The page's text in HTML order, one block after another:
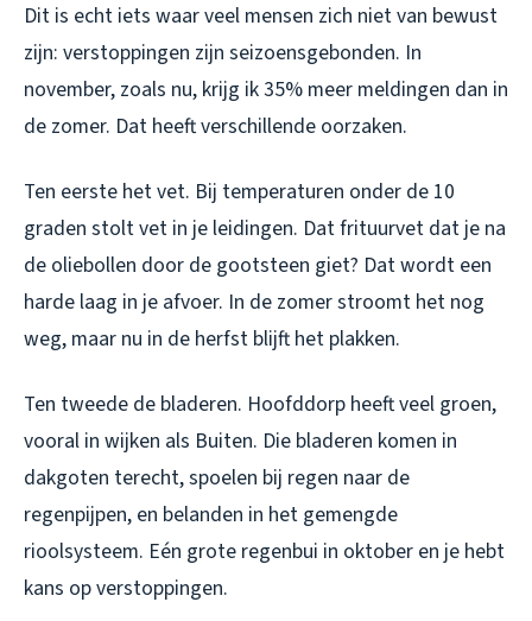
Dit is echt iets waar veel mensen zich niet van bewust
zijn: verstoppingen zijn seizoensgebonden. In
november, zoals nu, krijg ik 35% meer meldingen dan in
de zomer. Dat heeft verschillende oorzaken.
Ten eerste het vet. Bij temperaturen onder de 10
graden stolt vet in je leidingen. Dat frituurvet dat je na
de oliebollen door de gootsteen giet? Dat wordt een
harde laag in je afvoer. In de zomer stroomt het nog
weg, maar nu in de herfst blijft het plakken.
Ten tweede de bladeren. Hoofddorp heeft veel groen,
vooral in wijken als Buiten. Die bladeren komen in
dakgoten terecht, spoelen bij regen naar de
regenpijpen, en belanden in het gemengde
rioolsysteem. Eén grote regenbui in oktober en je hebt
kans op verstoppingen.